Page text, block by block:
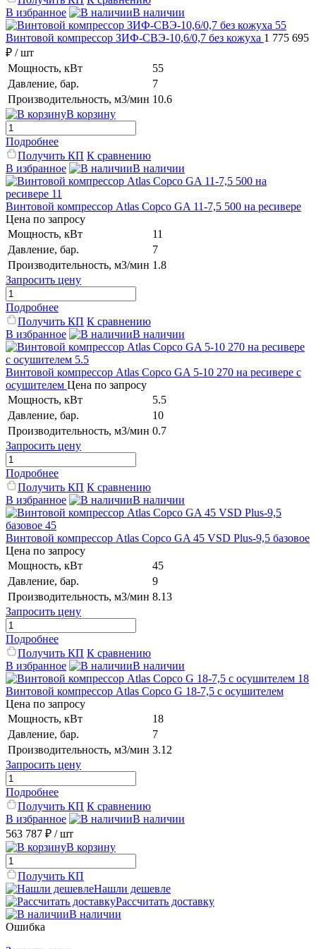
В избранное
В наличии
Винтовой компрессор ЗИФ-СВЭ-10,6/0,7 без кожуха 1 775 695
₽ / шт
Мощность, кВт
55
Давление, бар.
7
Производительность, м3/мин 10.6
В корзину
Подробнее
Получить КП К сравнению
В избранное
В наличии
Винтовой компрессор Atlas Copco GA 11-7,5 500 на ресивере
Цена по запросу
Мощность, кВт
11
Давление, бар.
7
Производительность, м3/мин 1.8
Запросить цену
Подробнее
Получить КП К сравнению
В избранное
В наличии
Винтовой компрессор Atlas Copco GA 5-10 270 на ресивере с
осушителем Цена по запросу
Мощность, кВт
5.5
Давление, бар.
10
Производительность, м3/мин 0.7
Запросить цену
Подробнее
Получить КП К сравнению
В избранное
В наличии
Винтовой компрессор Atlas Copco GA 45 VSD Plus-9,5 базовое
Цена по запросу
Мощность, кВт
45
Давление, бар.
9
Производительность, м3/мин 8.13
Запросить цену
Подробнее
Получить КП К сравнению
В избранное
В наличии
Винтовой компрессор Atlas Copco G 18-7,5 с осушителем
Цена по запросу
Мощность, кВт
18
Давление, бар.
7
Производительность, м3/мин 3.12
Запросить цену
Подробнее
Получить КП К сравнению
В избранное
В наличии
563 787 ₽ / шт
В корзину
Получить КП
Нашли дешевле
Рассчитать доставку
В наличии
Ошибка